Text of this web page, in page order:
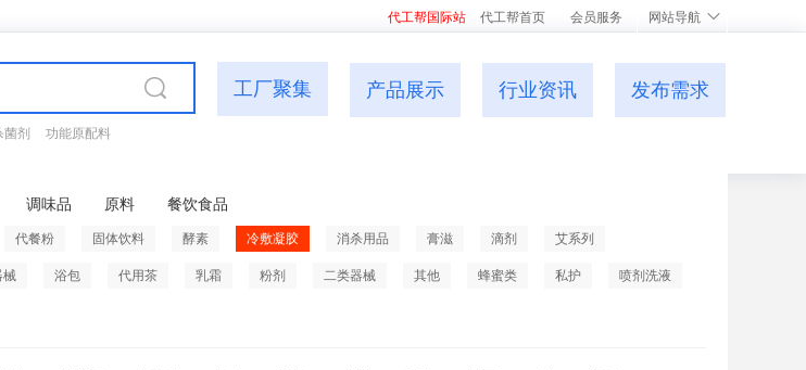
代工帮国际站 代工帮首页 会员服务 网站导航
菌剂 功能原配料
工厂聚集 产品展示 行业资讯 发布需求
调味品 原料 餐饮食品
代餐粉 固体饮料 酵素 冷敷凝胶 消杀用品 膏滋 滴剂 艾系列
械 浴包 代用茶 乳霜 粉剂 二类器械 其他 蜂蜜类 私护 喷剂洗液